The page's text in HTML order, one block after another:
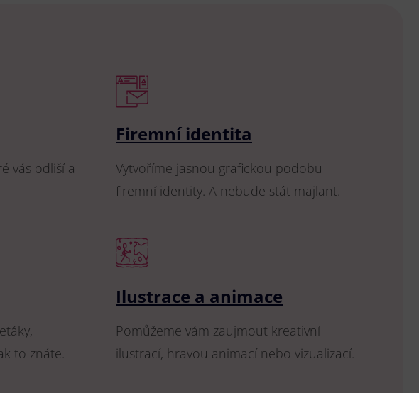
vás odliší a
Firemní identita
Vytvoříme jasnou grafickou podobu
firemní identity. A nebude stát majlant.
to znáte.
Ilustrace a animace
Pomůžeme vám zaujmout kreativní
ilustrací, hravou animací nebo vizualizací.